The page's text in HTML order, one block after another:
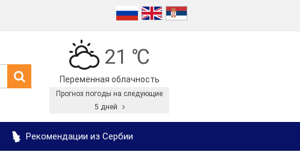
21 ℃
Переменная облачность
Прогноз погоды на следующие
5 дней
Рекомендации из Сербии